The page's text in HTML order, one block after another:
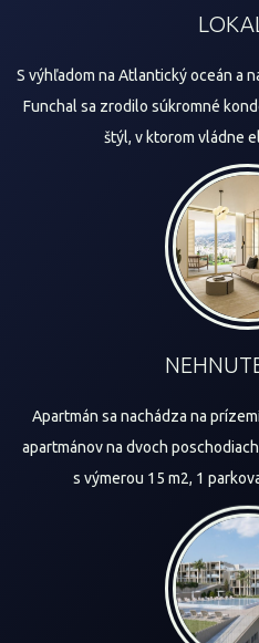
S výhľadom na Atlantický oceán a
Funchal sa zrodilo súkromné
štýl, v ktorom vládne
Apartmán sa nachádza na
apartmánov na dvoch
s výmerou 15 m2, 1